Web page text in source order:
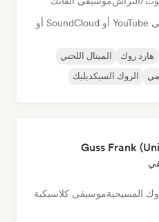
مشاركة الفنانين على قناتي على YouTube أو SoundCloud أو
هارد روك
الميتال اللحني
الروك السيكديليك
Guss Frank
المسيحيةموسيقى كلاسيكية